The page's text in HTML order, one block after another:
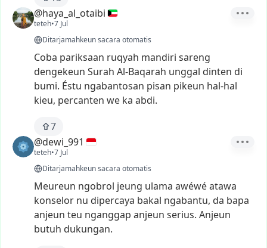
@haya_al_otaibi
teteh•7 Jul
Ditarjamahkeun sacara otomatis
Coba pariksaan ruqyah mandiri sareng
dengekeun Surah Al-Baqarah unggal dinten di
bumi. Éstu ngabantosan pisan pikeun hal-hal
kieu, percanten we ka abdi.
7
@dewi_991
teteh•7 Jul
Ditarjamahkeun sacara otomatis
Meureun ngobrol jeung ulama awéwéatawa
konselor nu dipercaya bakal ngabantu, da bapa
anjeun teu nganggap anjeun serius. Anjeun
butuh dukungan.